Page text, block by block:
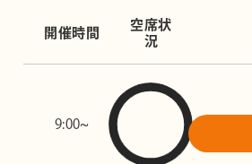
開催時間
空席状
況
9:00~